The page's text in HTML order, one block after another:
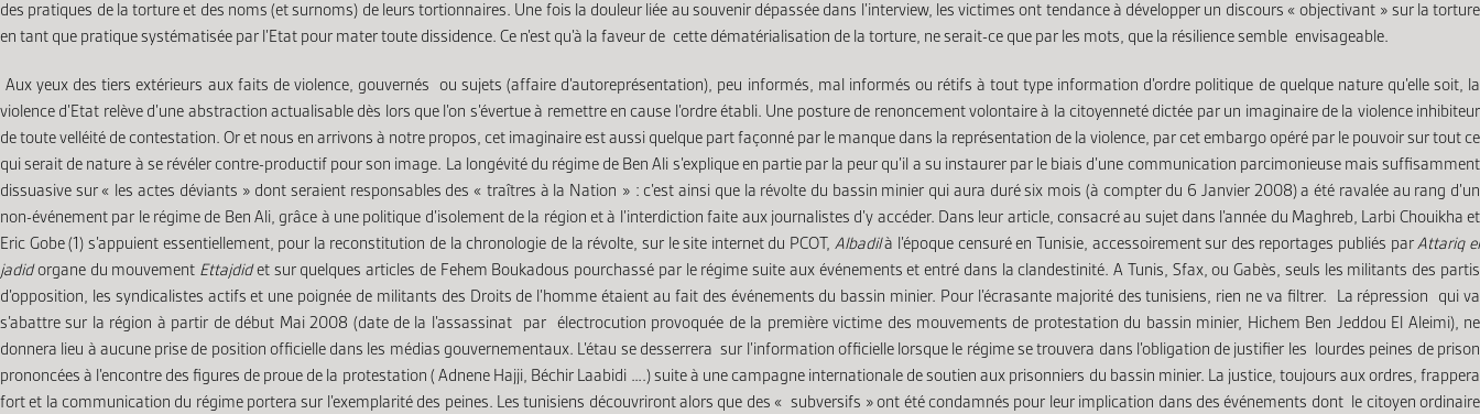
des pratiques de la torture et des noms (et surnoms) de leurs tortionnaires. Une fois la douleur liée au souvenir dépassée dans l’interview, les victimes ont tendance à développer un discours « objectivant » sur la torture
en tant que pratique systématisée par l’Etat pour mater toute dissidence. Ce n’est qu’à la faveur de cette dématérialisation de la torture, ne serait-ce que par les mots, que la résilience semble envisageable.
Aux yeux des tiers extérieurs aux faits de violence, gouvernés ou sujets (affaire d’autoreprésentation), peu informés, mal informés ou rétifs à tout type information d’ordre politique de quelque nature qu’elle soit, la
violence d’Etat relève d’une abstraction actualisable dès lors que l’on s’évertue à remettre en cause l’ordre établi. Une posture de renoncement volontaire à la citoyenneté dictée par un imaginaire de la violence inhibiteur
de toute velléité de contestation. Or et nous en arrivons à notre propos, cet imaginaire est aussi quelque part façonné par le manque dans la représentation de la violence, par cet embargo opéré par le pouvoir sur tout ce
qui serait de nature à se révéler contre-productif pour son image. La longévité du régime de Ben Ali s’explique en partie par la peur qu’il a su instaurer par le biais d’une communication parcimonieuse mais suffisamment
dissuasive sur « les actes déviants » dont seraient responsables des « traîtres à la Nation » : c’est ainsi que la révolte du bassin minier qui aura duré six mois (à compter du 6 Janvier 2008) a été ravalée au rang d’un
non-événement par le régime de Ben Ali, grâce à une politique d’isolement de la région et à l’interdiction faite aux journalistes d’y accéder. Dans leur article, consacré au sujet dans l’année du Maghreb, Larbi Chouikha et
Eric Gobe (1) s’appuient essentiellement, pour la reconstitution de la chronologie de la révolte, sur le site internet du PCOT, Albadilà l’époque censuré en Tunisie, accessoirement sur des reportages publiés parAttariq el
jadidorgane du mouvement Ettajdidet sur quelques articles de Fehem Boukadous pourchassé par le régime suite aux événements et entré dans la clandestinité. A Tunis, Sfax, ou Gabès, seuls les militants des partis
d’opposition, les syndicalistes actifs et une poignée de militants des Droits de l’homme étaient au fait des événements du bassin minier. Pour l’écrasante majorité des tunisiens, rien ne va filtrer. La répression qui va
s’abattre sur la région à partir de début Mai 2008 (date de la l’assassinat par électrocution provoquée de la première victime des mouvements de protestation du bassin minier, Hichem Ben Jeddou El Aleimi), ne
donnera lieu à aucune prise de position officielle dans les médias gouvernementaux. L’étau se desserrera sur l’information officielle lorsque le régime se trouvera dans l’obligation de justifier les lourdes peines de prison
prononcées à l’encontre des figures de proue de la protestation ( Adnene Hajji, Béchir Laabidi ….) suite à une campagne internationale de soutien aux prisonniers du bassin minier. La justice, toujours aux ordres, frappera
fort et la communication du régime portera sur l’exemplarité des peines. Les tunisiens découvriront alors que des « subversifs » ont été condamnés pour leur implication dans des événements dont le citoyen ordinaire